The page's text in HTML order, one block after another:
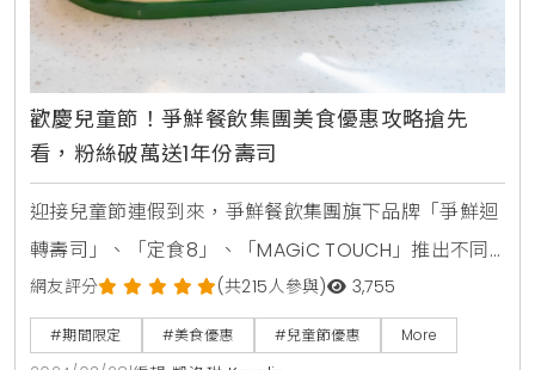
歡慶兒童節！爭鮮餐飲集團美食優惠攻略搶先
看，粉絲破萬送1年份壽司
迎接兒童節連假到來，爭鮮餐飲集團旗下品牌「爭鮮迴
轉壽司」、「定食8」、「MAGiC TOUCH」推出不同
限時專屬活動，還有美味兒童餐可供小朋友選擇。另
外，爭鮮官方IG(@sushiexpress.tw)上線囉！粉絲即
網友評分 (共215人參與) 3,755
#期間限定 #美食優惠 #兒童節優惠 More